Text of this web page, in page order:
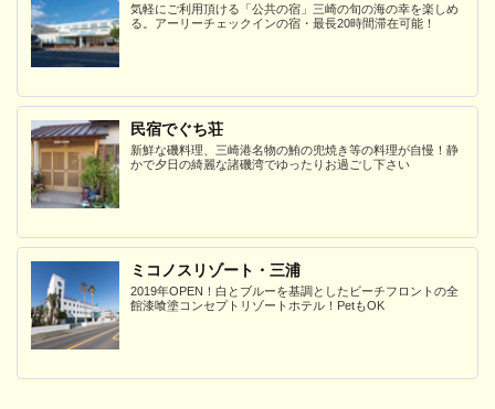
気軽にご利用頂ける「公共の宿」三崎の旬の海の幸を楽しめ
る。アーリーチェックインの宿・最長20時間滞在可能！
民宿でぐち荘
新鮮な磯料理、三崎港名物の鮪の兜焼き等の料理が自慢！静
かで夕日の綺麗な諸磯湾でゆったりお過ごし下さい
ミコノスリゾート・三浦
2019年OPEN！白とブルーを基調としたビーチフロントの全
館漆喰塗コンセプトリゾートホテル！PetもOK